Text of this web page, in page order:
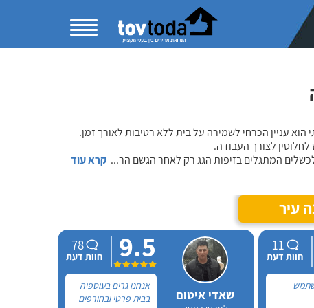
הוא עניין הכרחי לשמירה על בית ללא רטיבות לאורך זמן.
לצורך העבודה.
המתגלים בזיפות הגג רק לאחר הגשם הר... קרא עוד
עיר
11
חוות דעת
שאדי איטום
9.5
78
חוות דעת
אנחנו גרים בעוספיה
בבית פרטי ובחורפים